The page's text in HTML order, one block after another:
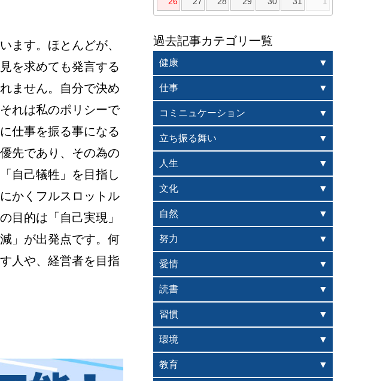
ます。ほとんどが、
を求めても発言する
ません。自分で決め
れは私のポリシーで
仕事を振る事になる
先であり、その為の
自己犠牲」を目指し
かくフルスロットル
目的は「自己実現」
」が出発点です。何
人や、経営者を目指
過去記事カテゴリ一覧
健康
仕事
コミニュケーション
立ち振る舞い
人生
文化
自然
努力
愛情
読書
習慣
環境
教育